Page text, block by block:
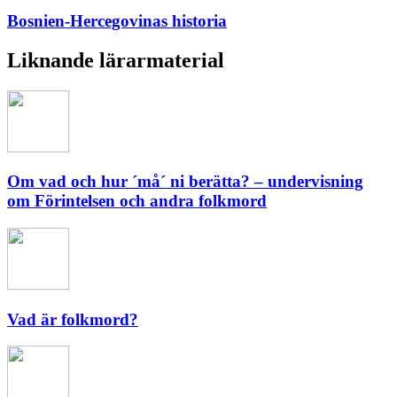
Bosnien-Hercegovinas historia
Liknande lärarmaterial
Om vad och hur ´må´ ni berätta? – undervisning
om Förintelsen och andra folkmord
Vad är folkmord?